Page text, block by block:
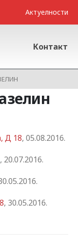
Актуелности
Контакт
Д 18, 05.08.2016.
, 20.07.2016.
, 30.05.2016.